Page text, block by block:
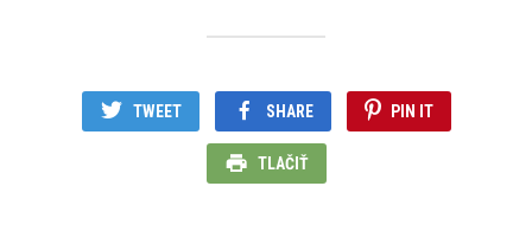
TWEET SHARE PIN IT
TLAČIŤ